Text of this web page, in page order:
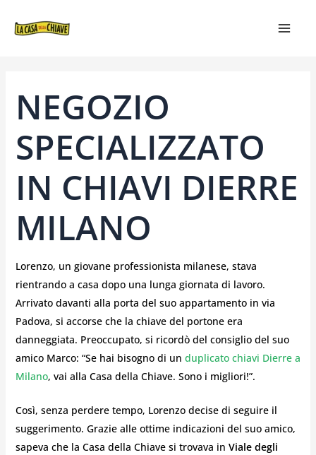
NEGOZIO
SPECIALIZZATO
IN CHIAVI DIERRE
MILANO
Lorenzo, un giovane professionista milanese, stava
rientrando a casa dopo una lunga giornata di lavoro.
Arrivato davanti alla porta del suo appartamento in via
Padova, si accorse che la chiave del portone era
danneggiata. Preoccupato, si ricordò del consiglio del suo
amico Marco: “Se hai bisogno di un duplicato chiavi Dierre a
Milano, vai alla Casa della Chiave. Sono i migliori!”.
Così, senza perdere tempo, Lorenzo decise di seguire il
suggerimento. Grazie alle ottime indicazioni del suo amico,
sapeva che la Casa della Chiave si trovava in Viale degli
ARTICOLI